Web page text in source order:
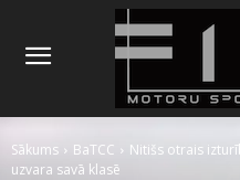
Sākums BaTCC
Nitišs otrais
uzvara savā klasē